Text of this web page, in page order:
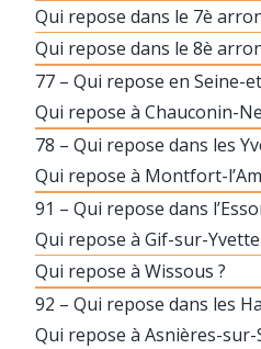
Qui repose dans le 7è
Qui repose dans le 8è
77 – Qui repose en Seine-
Qui repose à Chauconin-
78 – Qui repose dans les
Qui repose à Montfort-
91 – Qui repose dans
Qui repose à Gif-sur-Yvette
Qui repose à Wissous ?
92 – Qui repose dans les
Qui repose à Asnières-sur-